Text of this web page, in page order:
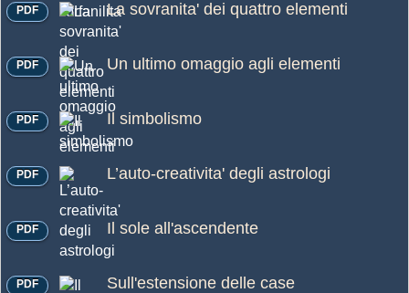
La sovranita' dei quattro elementi
PDF
Un ultimo omaggio agli elementi
PDF
Il simbolismo
PDF
L’auto-creativita' degli astrologi
PDF
Il sole all'ascendente
PDF
Sull'estensione delle case
PDF